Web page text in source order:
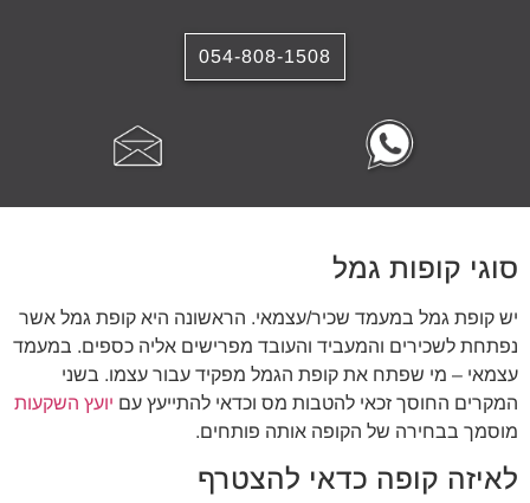
054-808-1508
סוגי קופות גמל
יש קופת גמל במעמד שכיר/עצמאי. הראשונה היא קופת גמל אשר
נפתחת לשכירים והמעביד והעובד מפרישים אליה כספים. במעמד
עצמאי – מי שפתח את קופת הגמל מפקיד עבור עצמו. בשני
המקרים החוסך זכאי להטבות מס וכדאי להתייעץ עם יועץ השקעות
מוסמך בבחירה של הקופה אותה פותחים.
לאיזה קופה כדאי להצטרף